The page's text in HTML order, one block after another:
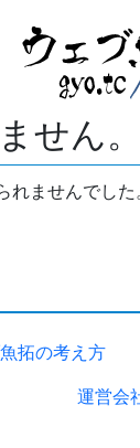
せん。
ませんでした
拓の考え方
運営会